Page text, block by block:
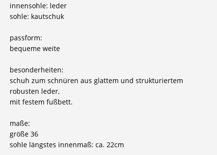
innensohle: leder
sohle: kautschuk
passform:
bequeme weite
besonderheiten:
schuh zum schnüren aus glattem und strukturiertem
robusten leder,
mit festem fußbett.
maße:
größe 36
sohle längstes innenmaß: ca. 22cm